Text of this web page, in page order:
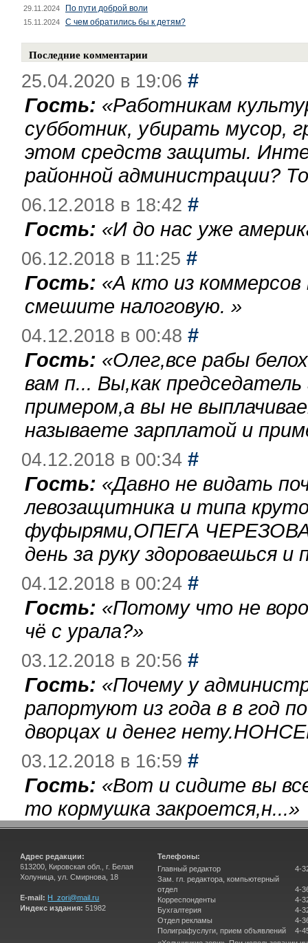
29.11.2024 По пути доброй воли
15.11.2024 С чем обратились бы к детям?
Последние комментарии
25.04.2020 в 19:06 #
Гость: «Работникам
субботник, убирать мусор,
этом средств защиты.
районной администрации?
06.12.2018 в 18:42 #
Гость: «И до нас уже
06.12.2018 в 11:25 #
Гость: «А кто из
смешите налоговую. »
04.12.2018 в 00:48 #
Гость: «Олег,все рабы
вам п... Вы,как
примером,а вы не
называете зарплатой и
04.12.2018 в 00:34 #
Гость: «Давно не видать
левозащитника и типа
фуфырями,ОПЕГА
день за руку здороваешься
04.12.2018 в 00:24 #
Гость: «Потому что не
чё с урала?»
03.12.2018 в 20:56 #
Гость: «Почему у
рапортуют из года в в год
дворцах и денег
03.12.2018 в 16:59 #
Гость: «Вот и сидите вы
то кормушка закроется,н...»
Адрес редакции:
613200, Кировская обл., г. Белая
Холуница, ул. Смирнова, 18
E-mail: H_zori@mail.ru
Индекс издания: 51982
Телефоны:
Главный редактор
Зам. гл. редактора, компьютерный
отдел
Корреспонденты
Бухгалтерия
Отдел рекламы
Полиграфуслуги, прием объявлений
4-
4-
4-
4-
4-
4-